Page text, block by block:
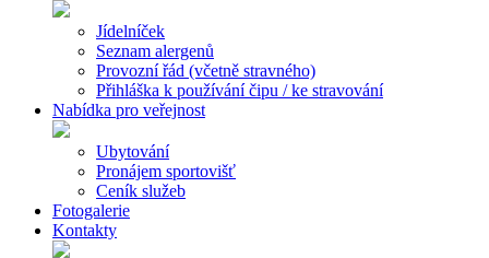
Jídelníček
Seznam alergenů
Provozní řád (včetně stravného)
Přihláška k používání čipu / ke stravování
Nabídka pro veřejnost
Ubytování
Pronájem sportovišť
Ceník služeb
Fotogalerie
Kontakty